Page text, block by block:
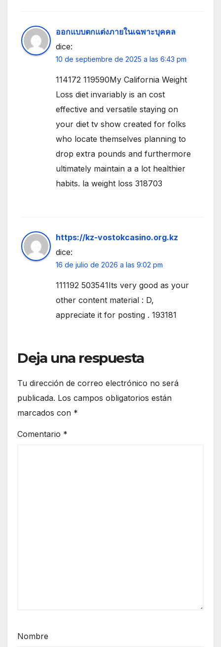
ออกแบบตกแต่งภายในเฉพาะบุคคล
dice:
10 de septiembre de 2025 a las 6:43 pm
114172 119590My California Weight
Loss diet invariably is an cost
effective and versatile staying on
your diet tv show created for folks
who locate themselves planning to
drop extra pounds and furthermore
ultimately maintain a a lot healthier
habits. la weight loss 318703
https://kz-vostokcasino.org.kz
dice:
16 de julio de 2026 a las 9:02 pm
111192 503541Its very good as your
other content material : D,
appreciate it for posting . 193181
Deja una respuesta
Tu dirección de correo electrónico no será
publicada. Los campos obligatorios están
marcados con *
Comentario *
Nombre